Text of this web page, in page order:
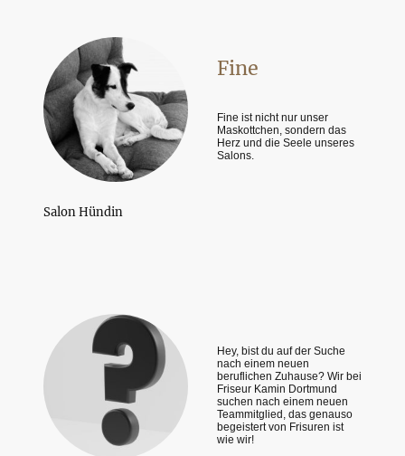
Salon Hündin
Fine
Fine ist nicht nur unser
Maskottchen, sondern das
Herz und die Seele unseres
Salons.
Hey, bist du auf der Suche
nach einem neuen
beruflichen Zuhause? Wir bei
Friseur Kamin Dortmund
suchen nach einem neuen
Teammitglied, das genauso
begeistert von Frisuren ist
wie wir!